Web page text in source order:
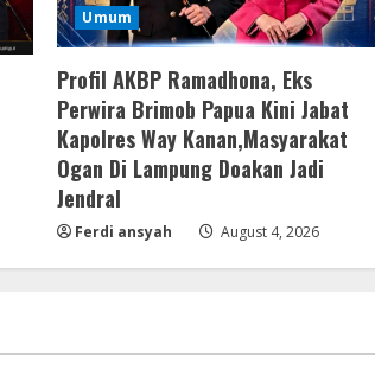
Umum
Profil AKBP Ramadhona, Eks
Perwira Brimob Papua Kini Jabat
Kapolres Way Kanan,Masyarakat
Ogan Di Lampung Doakan Jadi
Jendral
Ferdi ansyah August 4, 2026